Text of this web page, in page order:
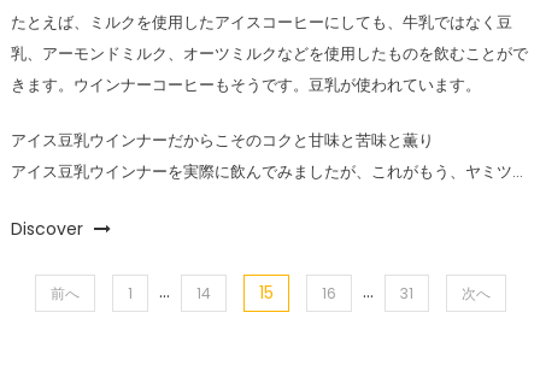
たとえば、ミルクを使用したアイスコーヒーにしても、牛乳ではなく豆
乳、アーモンドミルク、オーツミルクなどを使用したものを飲むことがで
きます。ウインナーコーヒーもそうです。豆乳が使われています。
アイス豆乳ウインナーだからこそのコクと甘味と苦味と薫り
アイス豆乳ウインナーを実際に飲んでみましたが、これがもう、ヤミツ…
Discover
投 前へ 1 … 14 15 16 … 31 次へ